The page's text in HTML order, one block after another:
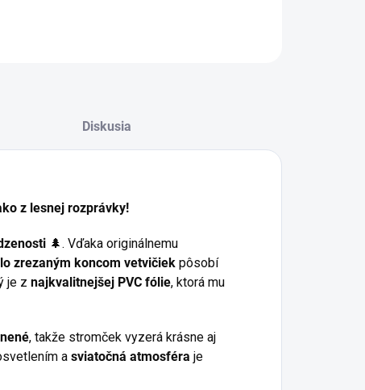
Diskusia
z lesnej rozprávky!
🌲. Vďaka originálnemu
zrezaným koncom vetvičiek pôsobí
je z najkvalitnejšej PVC fólie, ktorá mu
, takže stromček vyzerá krásne aj
a sviatočná atmosféra je